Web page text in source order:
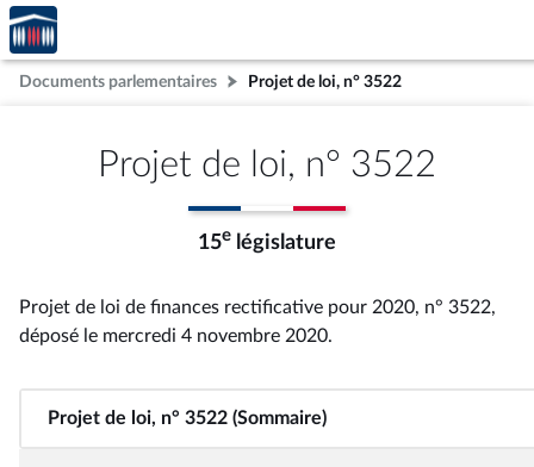
Aller au contenu
Aller en bas de la page
Accèder
à la
page
d'accueil
Documents parlementaires Projet de loi, n° 3522
Projet de loi, n° 3522
15e législature
Projet de loi de finances rectificative pour 2020, n° 3522,
déposé le mercredi 4 novembre 2020.
Projet de loi, n° 3522 (Sommaire)